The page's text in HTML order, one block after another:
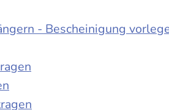
- Bescheinigung